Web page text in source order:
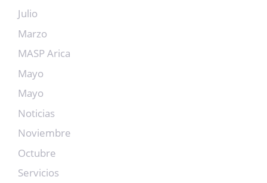
Julio
Marzo
MASP Arica
Mayo
Mayo
Noticias
Noviembre
Octubre
Servicios